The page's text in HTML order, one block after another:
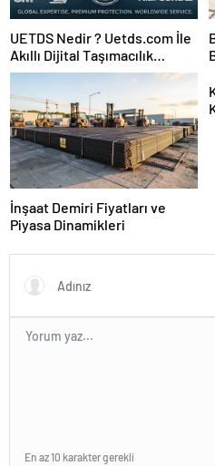
UETDS Nedir ? Uetds.com İle
Akıllı Dijital Taşımacılık
Yazılımı
İnşaat Demiri Fiyatları ve
Piyasa Dinamikleri
En az 10 karakter gerekli